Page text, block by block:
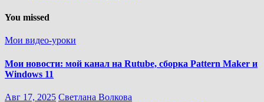
You missed
Мои видео-уроки
Мои новости: мой канал на Rutube, сборка Pattern Maker и
Windows 11
Авг 17, 2025 Светлана Волкова